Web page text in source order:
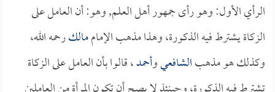
الرأي الأول: وهو رأى جمهور أهل العلم, وهو: أن العامل على
الزكاة يشترط فيه الذكورة، وهذا مذهب الإماممالكرحمه الله،
وكذلك هو مذهبالشافعيوأحمد، قالوا بأن العامل على الزكاة